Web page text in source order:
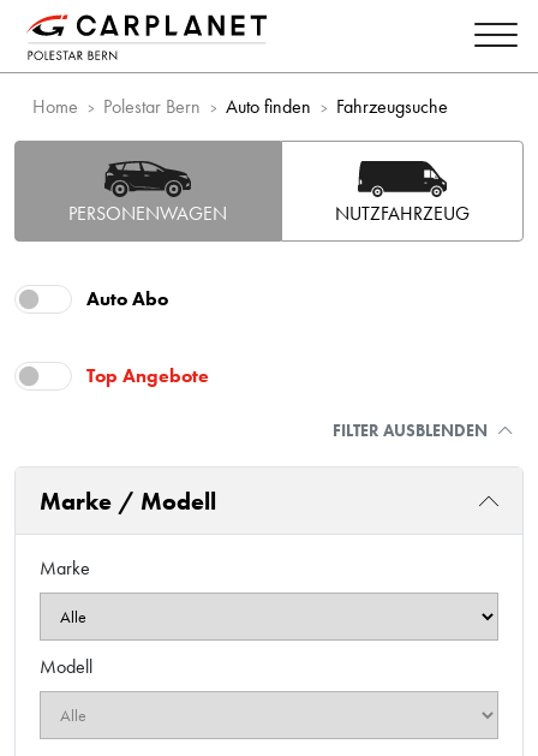
Home Polestar Bern Auto finden Fahrzeugsuche
PERSONENWAGEN NUTZFAHRZEUG
Auto Abo
Top Angebote
FILTER AUSBLENDEN
Marke / Modell
Marke
Modell